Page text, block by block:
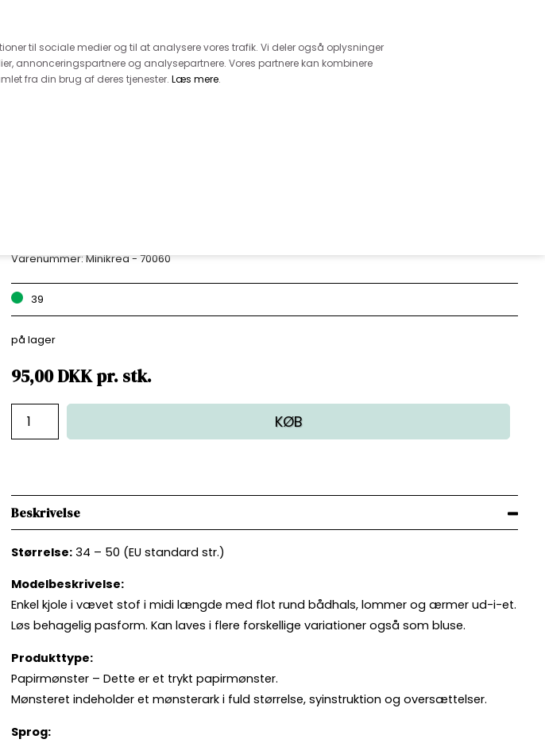
til sociale medier og til at analysere vores trafik. Vi deler også oplysninger
annonceringspartnere og analysepartnere. Vores partnere kan kombinere
fra din brug af deres tjenester. Læs mere.
Varenummer:Minikrea - 70060
39
på lager
95,00DKKpr. stk.
KØB
Beskrivelse
Størrelse: 34 – 50 (EU standard str.)
Modelbeskrivelse:
Enkel kjole i vævet stof i midi længde med flot rund bådhals, lommer og ærmer ud-i-et.
Løs behagelig pasform. Kan laves i flere forskellige variationer også som bluse.
Produkttype:
Papirmønster – Dette er et trykt papirmønster.
Mønsteret indeholder et mønsterark i fuld størrelse, syinstruktion og oversættelser.
Sprog: